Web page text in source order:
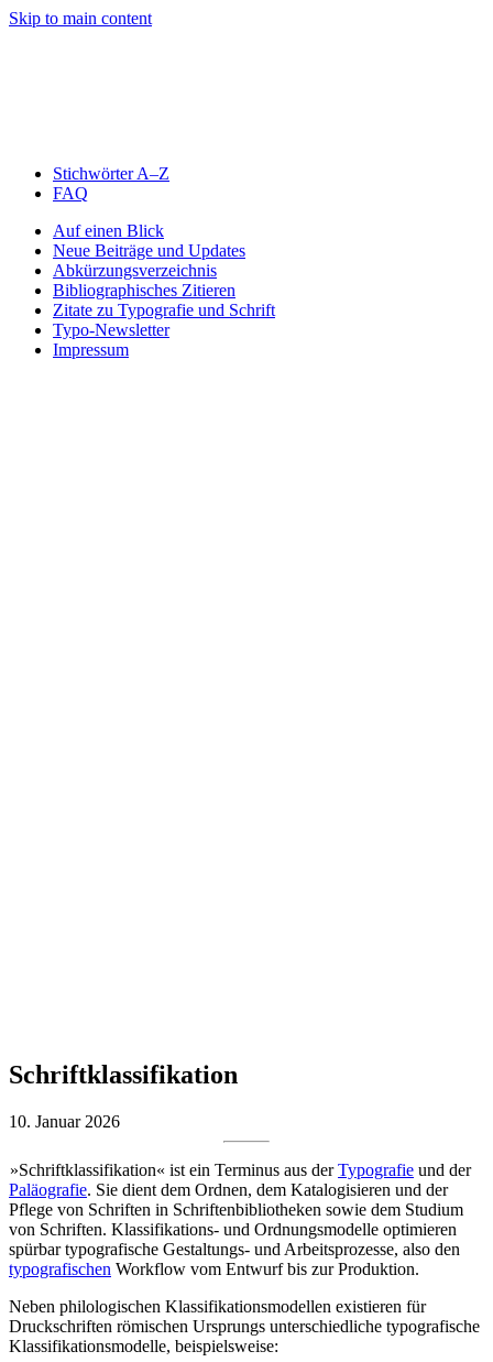
Skip to main content
Stichwörter A–Z
FAQ
Auf einen Blick
Neue Beiträge und Updates
Abkürzungsverzeichnis
Bibliographisches Zitieren
Zitate zu Typografie und Schrift
Typo-Newsletter
Impressum
Schriftklassifikation
10. Januar 2026
»Schriftklassifikation« ist ein Terminus aus derTypografie und der
Paläografie. Sie dient dem Ordnen, dem Katalogisieren und der
Pflege von Schriften in Schriftenbibliotheken sowie dem Studium
von Schriften. Klassifikations- und Ordnungsmodelle optimieren
spürbar typografische Gestaltungs- und Arbeitsprozesse, also den
typografischen Workflow vom Entwurf bis zur Produktion.
Neben philologischen Klassifikationsmodellen existieren für
Druckschriften römischen Ursprungs unterschiedliche typografische
Klassifikationsmodelle, beispielsweise: